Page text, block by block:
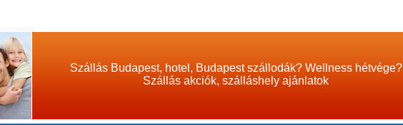
Szállás Budapest, hotel, Budapest szállodák? Wellness hétvége?
Szállás akciók, szálláshely ajánlatok